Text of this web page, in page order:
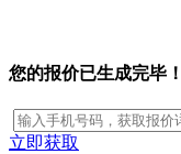
您的报价已生成完毕！
立即获取